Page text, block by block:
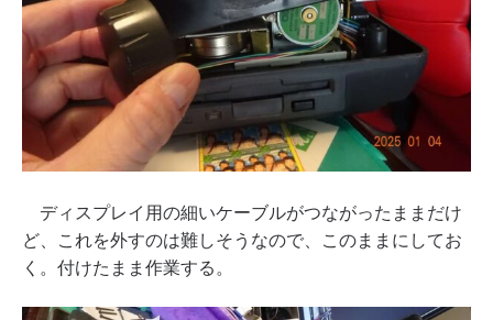
ディスプレイ用の細いケーブルがつながったままだけ
ど、これを外すのは難しそうなので、このままにしてお
く。付けたまま作業する。